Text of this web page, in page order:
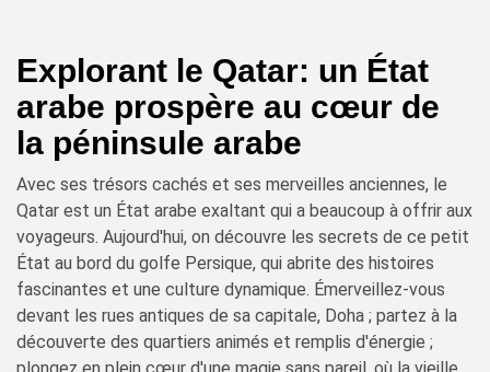
Explorant le Qatar: un État
arabe prospère au cœur de
la péninsule arabe
Avec ses trésors cachés et ses merveilles anciennes, le
Qatar est un État arabe exaltant qui a beaucoup à offrir aux
voyageurs. Aujourd'hui, on découvre les secrets de ce petit
État au bord du golfe Persique, qui abrite des histoires
fascinantes et une culture dynamique. Émerveillez-vous
devant les rues antiques de sa capitale, Doha ; partez à la
découverte des quartiers animés et remplis d'énergie ;